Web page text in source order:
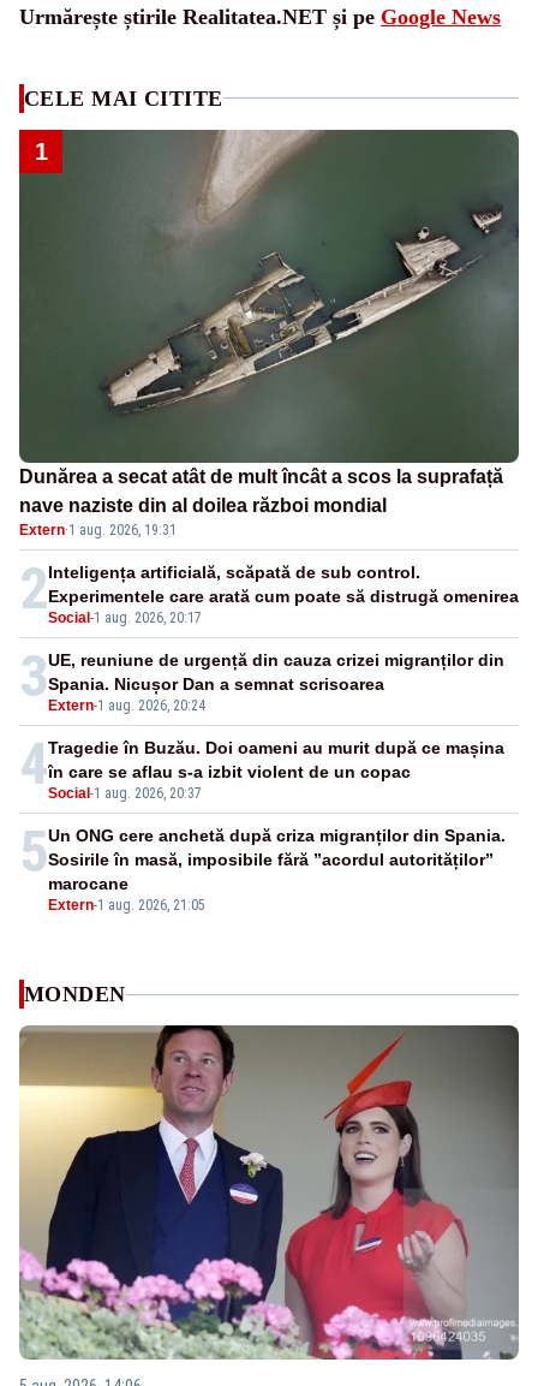
Urmărește știrile Realitatea.NET și pe Google News
CELE MAI CITITE
1
Dunărea a secat atât de mult încât a scos la suprafață
nave naziste din al doilea război mondial
Extern·1 aug. 2026, 19:31
2Social -1 aug. 2026, 20:17
Inteligența artificială, scăpată de sub control.
Experimentele care arată cum poate să distrugă omenirea
3 Extern-1 aug. 2026, 20:24
UE, reuniune de urgență din cauza crizei migranților din
Spania. Nicușor Dan a semnat scrisoarea
4Social -1 aug. 2026, 20:37
Tragedie în Buzău. Doi oameni au murit după ce mașina
în care se aflau s-a izbit violent de un copac
5
Extern-1 aug. 2026, 21:05
Un ONG cere anchetă după criza migranților din Spania.
Sosirile în masă, imposibile fără ”acordul autorităților”
marocane
MONDEN